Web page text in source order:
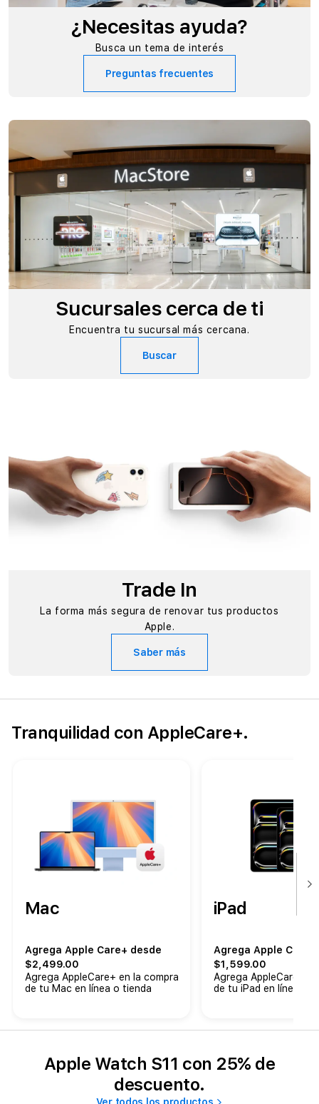
¿Necesitas ayuda?
Busca un tema de interés
Preguntas frecuentes
Sucursales cerca de ti
Encuentra tu sucursal más cercana.
Buscar
Trade In
La forma más segura de renovar tus productos
Apple.
Saber más
Tranquilidad con AppleCare+.
Mac
Agrega Apple Care+ desde
$2,499.00
Agrega AppleCare+ en la compra
de tu Mac en línea o tienda
iPad
Agrega Apple Care+
$1,599.00
Agrega AppleCare+
de tu iPad en línea o
Apple Watch S11 con 25% de
descuento.